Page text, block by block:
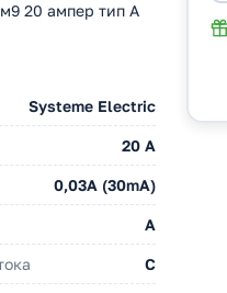
20 ампер тип А
Systeme Electric
20 А
0,03A (30mA)
A
C